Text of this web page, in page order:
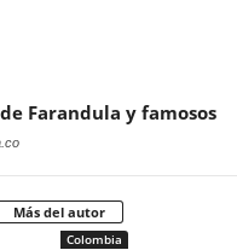
Farandula y famosos
Más del autor
Colombia